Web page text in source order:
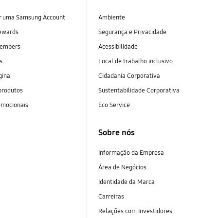
uma Samsung Account
Ambiente
Segurança e Privacidade
Acessibilidade
Local de trabalho inclusivo
Cidadania Corporativa
Sustentabilidade Corporativa
Eco Service
Sobre nós
Informação da Empresa
Área de Negócios
Identidade da Marca
Carreiras
Relações com Investidores